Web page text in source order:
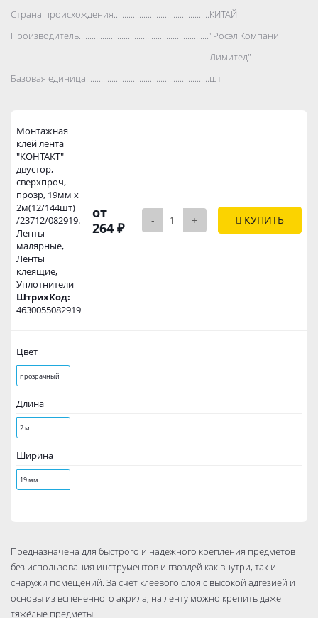
Страна происхождения..................................................................................
КИТАЙ
Производитель..................................................................................
"Росэл Компани
Лимитед"
Базовая единица..................................................................................
шт
Монтажная
клей лента
"КОНТАКТ"
двустор,
сверхпроч,
прозр, 19мм х
2м(12/144шт)
/23712/082919.
Ленты
малярные,
Ленты
клеящие,
Уплотнители
ШтрихКод:
4630055082919
от
264 ₽
- + КУПИТЬ
Цвет
прозрачный
Длина
2 м
Ширина
19 мм
Предназначена для быстрого и надежного крепления предметов
без использования инструментов и гвоздей как внутри, так и
снаружи помещений. За счёт клеевого слоя с высокой адгезией и
основы из вспененного акрила, на ленту можно крепить даже
тяжёлые предметы.